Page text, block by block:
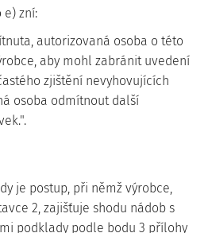
e) zní:
autorizovaná osoba o této
aby mohl zabránit uvedení
zjištění nevyhovujících
osoba odmítnout další
je postup, při němž výrobce,
2, zajišťuje shodu nádob s
podklady podle bodu 3 přílohy